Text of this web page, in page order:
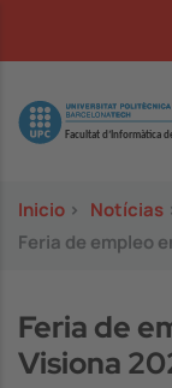
Image
Inicio > Notícias
Feria de empleo
Feria de
Visiona